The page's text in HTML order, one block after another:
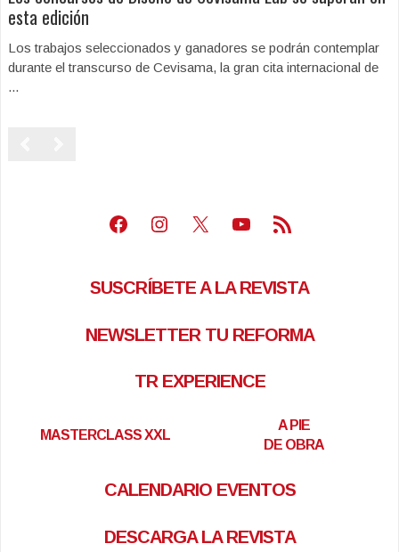
esta edición
Los trabajos seleccionados y ganadores se podrán contemplar
durante el transcurso de Cevisama, la gran cita internacional de
...
Facebook
Instagram
X Youtube
Feed RSS
SUSCRÍBETE A LA REVISTA
NEWSLETTER TU REFORMA
TR EXPERIENCE
MASTERCLASS XXL
A PIE
DE OBRA
CALENDARIO EVENTOS
DESCARGA LA REVISTA